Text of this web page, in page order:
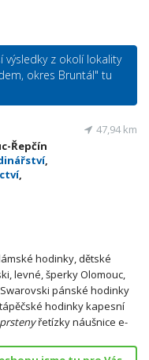
z okolí lokality
okres Bruntál" tu
Řepčín
,
,
47,94 km
hodinky, dětské
levné, šperky Olomouc,
pánské hodinky
hodinky kapesní
prstenyřetízky náušnice e-